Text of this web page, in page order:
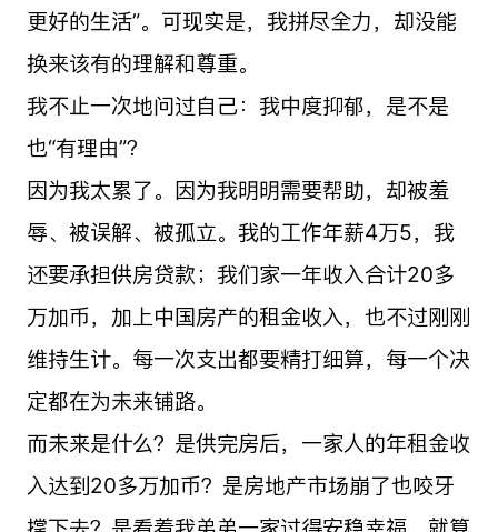
更好的生活”。可现实是，我拼尽全力，却没能
换来该有的理解和尊重。
我不止一次地问过自己：我中度抑郁，是不是
也“有理由”？
因为我太累了。因为我明明需要帮助，却被羞
辱、被误解、被孤立。我的工作年薪4万5，我
还要承担供房贷款；我们家一年收入合计20多
万加币，加上中国房产的租金收入，也不过刚刚
维持生计。每一次支出都要精打细算，每一个决
定都在为未来铺路。
而未来是什么？是供完房后，一家人的年租金收
入达到20多万加币？是房地产市场崩了也咬牙